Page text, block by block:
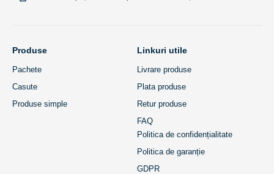
Produse
Pachete
Casute
Produse simple
Linkuri utile
Livrare produse
Plata produse
Retur produse
FAQ
Politica de confidențialitate
Politica de garanție
GDPR